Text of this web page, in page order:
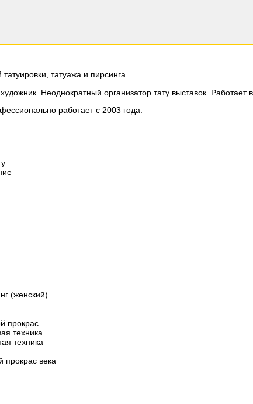
татуажа и пирсинга.
Неоднократный организатор тату выставок. Работает
работает с 2003 года.
(женский)
прокрас
техника
техника
прокрас века